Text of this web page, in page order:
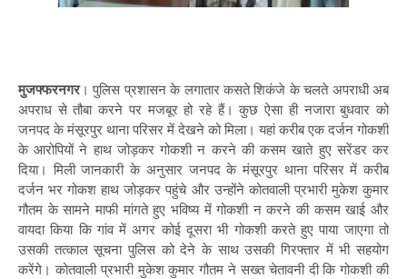
मुजफ्फरनगर। पुलिस प्रशासन के लगातार कसते शिकंजे के चलते अपराधी अब
अपराध से तौबा करने पर मजबूर हो रहे हैं। कुछ ऐसा ही नजारा बुधवार को
जनपद के मंसूरपुर थाना परिसर में देखने को मिला। यहां करीब एक दर्जन गोकशी
के आरोपियों ने हाथ जोड़कर गोकशी न करने की कसम खाते हुए सरेंडर कर
दिया। मिली जानकारी के अनुसार जनपद के मंसूरपुर थाना परिसर में करीब
दर्जन भर गोकश हाथ जोड़कर पहुंचे और उन्होंने कोतवाली प्रभारी मुकेश कुमार
गौतम के सामने माफी मांगते हुए भविष्य में गोकशी न करने की कसम खाई और
वायदा किया कि गांव में अगर कोई दूसरा भी गोकशी करते हुए पाया जाएगा तो
उसकी तत्काल सूचना पुलिस को देने के साथ उसकी गिरफ्तार में भी सहयोग
करेंगे। कोतवाली प्रभारी मुकेश कुमार गौतम ने सख्त चेतावनी दी कि गोकशी की